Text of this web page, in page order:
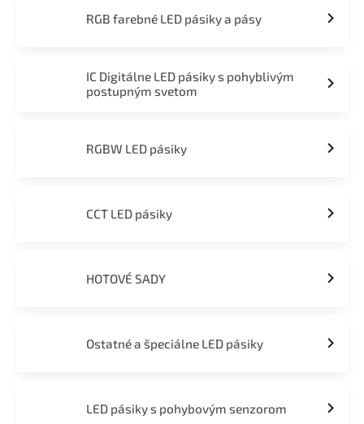
RGB farebné LED pásiky a pásy
IC Digitálne LED pásiky s pohyblivým
postupným svetom
RGBW LED pásiky
CCT LED pásiky
HOTOVÉ SADY
Ostatné a špeciálne LED pásiky
LED pásiky s pohybovým senzorom